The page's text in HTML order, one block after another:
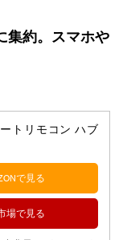
集約。スマホや
トリモコン ハブ
で見る
場で見る